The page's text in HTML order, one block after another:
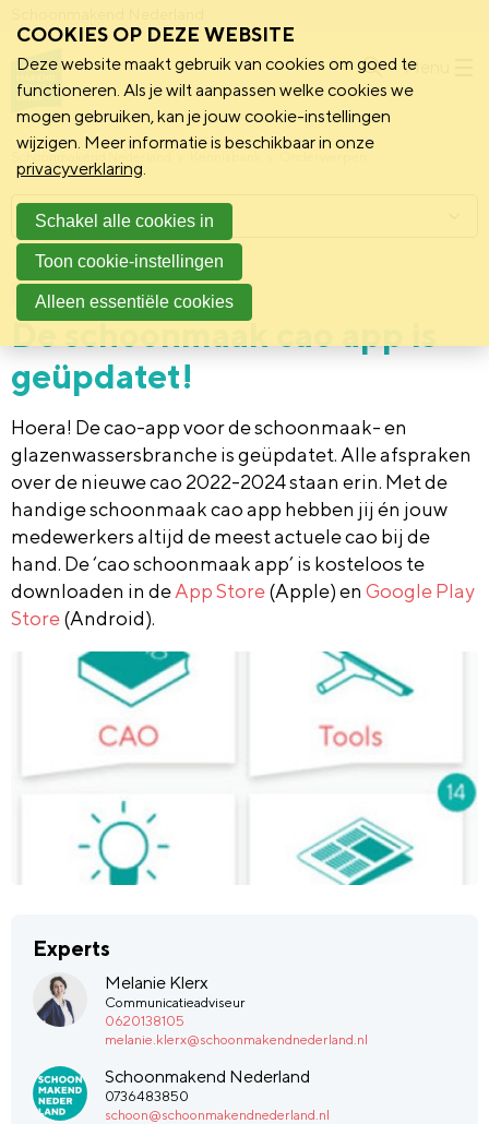
Menu
Schoonmakend Nederland
Nieuws 8 april 2022
De schoonmaak cao app is
geüpdatet!
Hoera! De cao-appvoor de schoonmaak- en
glazenwassersbrancheis geüpdatet. Alle afspraken
over de nieuwe cao 2022-2024staan erin. Met de
handige schoonmaak cao app hebben jij én jouw
medewerkers altijd de meest actuele cao bij de
hand. De ‘cao schoonmaak app’ is kosteloos te
downloaden in deApp Store(Apple) en Google Play
Store(Android).
Experts
Melanie Klerx
Communicatieadviseur
0620138105
melanie.klerx@schoonmakendnederland.nl
Schoonmakend Nederland
0736483850
schoon@schoonmakendnederland.nl
Menu
COOKIES OP DEZE WEBSITE
Deze website maakt gebruik van cookies om goed te
functioneren. Als je wilt aanpassen welke cookies we
mogen gebruiken, kan je jouw cookie-instellingen
wijzigen. Meer informatie is beschikbaar in onze
privacyverklaring.
Schakel alle cookies in
Toon cookie-instellingen
Alleen essentiële cookies